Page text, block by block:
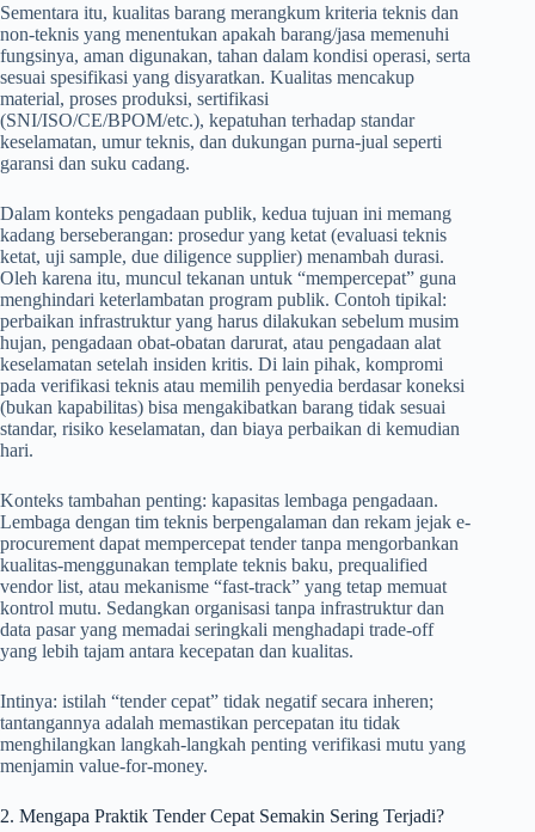
Sementara itu, kualitas barang merangkum kriteria teknis dan
non-teknis yang menentukan apakah barang/jasa memenuhi
fungsinya, aman digunakan, tahan dalam kondisi operasi, serta
sesuai spesifikasi yang disyaratkan. Kualitas mencakup
material, proses produksi, sertifikasi
(SNI/ISO/CE/BPOM/etc.), kepatuhan terhadap standar
keselamatan, umur teknis, dan dukungan purna-jual seperti
garansi dan suku cadang.
Dalam konteks pengadaan publik, kedua tujuan ini memang
kadang berseberangan: prosedur yang ketat (evaluasi teknis
ketat, uji sample, due diligence supplier) menambah durasi.
Oleh karena itu, muncul tekanan untuk “mempercepat” guna
menghindari keterlambatan program publik. Contoh tipikal:
perbaikan infrastruktur yang harus dilakukan sebelum musim
hujan, pengadaan obat-obatan darurat, atau pengadaan alat
keselamatan setelah insiden kritis. Di lain pihak, kompromi
pada verifikasi teknis atau memilih penyedia berdasar koneksi
(bukan kapabilitas) bisa mengakibatkan barang tidak sesuai
standar, risiko keselamatan, dan biaya perbaikan di kemudian
hari.
Konteks tambahan penting: kapasitas lembaga pengadaan.
Lembaga dengan tim teknis berpengalaman dan rekam jejak e-
procurement dapat mempercepat tender tanpa mengorbankan
kualitas-menggunakan template teknis baku, prequalified
vendor list, atau mekanisme “fast-track” yang tetap memuat
kontrol mutu. Sedangkan organisasi tanpa infrastruktur dan
data pasar yang memadai seringkali menghadapi trade-off
yang lebih tajam antara kecepatan dan kualitas.
Intinya: istilah “tender cepat” tidak negatif secara inheren;
tantangannya adalah memastikan percepatan itu tidak
menghilangkan langkah-langkah penting verifikasi mutu yang
menjamin value-for-money.
2. Mengapa Praktik Tender Cepat Semakin Sering Terjadi?